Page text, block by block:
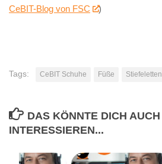
CeBIT-Blog von FSC
)
Tags: CeBIT Schuhe Füße Stiefeletten
DAS KÖNNTE DICH AUCH
INTERESSIEREN...